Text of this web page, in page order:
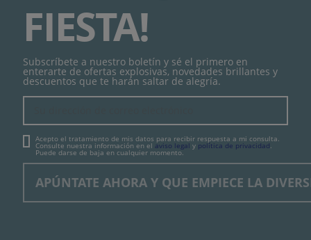
FIESTA!
Subscríbete a nuestro boletín y sé el primero en
enterarte de ofertas explosivas, novedades brillantes y
descuentos que te harán saltar de alegría.
Acepto el tratamiento de mis datos para recibir respuesta a mi consulta.
Consulte nuestra información en el aviso legal y política de privacidad.
Puede darse de baja en cualquier momento.